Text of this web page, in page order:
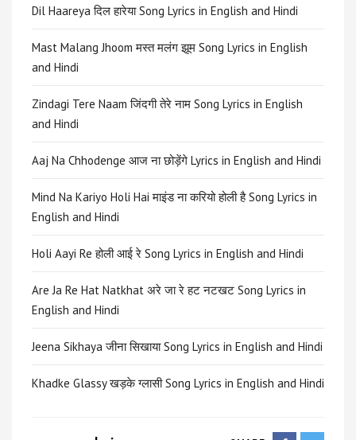
Dil Haareya दिल हारेया Song Lyrics in English and Hindi
Mast Malang Jhoom मस्त मलंग झूम Song Lyrics in English
and Hindi
Zindagi Tere Naam जिंदगी तेरे नाम Song Lyrics in English
and Hindi
Aaj Na Chhodenge आज ना छोड़ेंगे Lyrics in English and Hindi
Mind Na Kariyo Holi Hai माइंड ना करियो होली है Song Lyrics in
English and Hindi
Holi Aayi Re होली आई रे Song Lyrics in English and Hindi
Are Ja Re Hat Natkhat अरे जा रे हट नटखट Song Lyrics in
English and Hindi
Jeena Sikhaya जीना सिखाया Song Lyrics in English and Hindi
Khadke Glassy खड़के ग्लासी Song Lyrics in English and Hindi